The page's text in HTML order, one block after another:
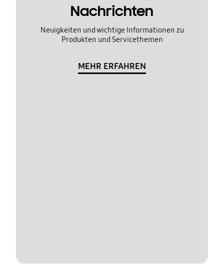
Nachrichten
Neuigkeiten und wichtige Informationen zu
Produkten und Servicethemen
MEHR ERFAHREN